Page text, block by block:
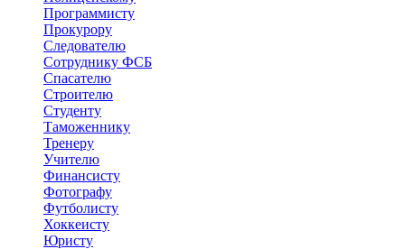
Программисту
Прокурору
Следователю
Сотруднику ФСБ
Спасателю
Строителю
Студенту
Таможеннику
Тренеру
Учителю
Финансисту
Фотографу
Футболисту
Хоккеисту
Юристу